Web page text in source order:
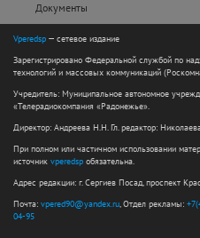
Документы
Vperedsp — сетевое издание
Зарегистрировано Федеральной службой по
технологий и массовых коммуникаций
Учредитель: Муниципальное автономное
«Телерадиокомпания «Радонежье».
Директор: Андреева Н.Н. Гл. редактор:
При полном или частичном использовании
источник vperedsp обязательна.
Адрес редакции: г. Сергиев Посад, проспект
Почта: vpered90@yandex.ru, Отдел рекламы:
04-95